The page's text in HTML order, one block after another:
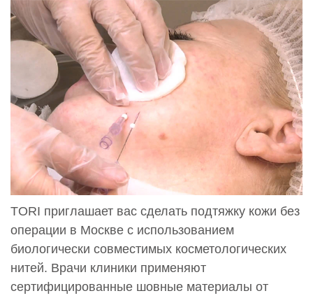
TORI приглашает вас сделать подтяжку кожи без
операции в Москве с использованием
биологически совместимых косметологических
нитей. Врачи клиники применяют
сертифицированные шовные материалы от